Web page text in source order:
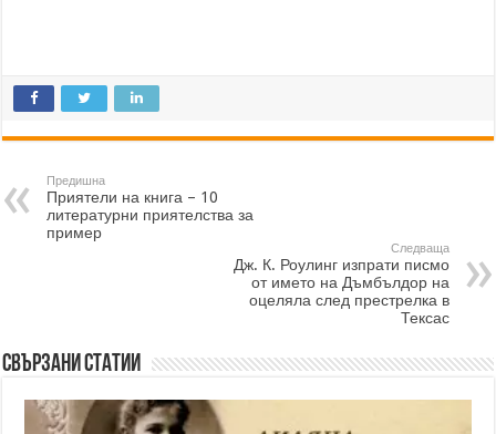
Предишна
Приятели на книга – 10
литературни приятелства за
пример
Следваща
Дж. К. Роулинг изпрати писмо
от името на Дъмбълдор на
оцеляла след престрелка в
Тексас
Свързани статии